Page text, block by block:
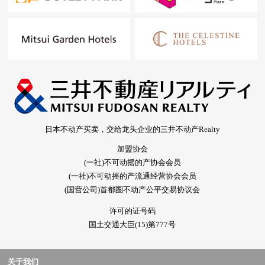
日本不动产买卖，交给龙头企业的三井不动产Realty
加盟协会
(一社)不可动摇的产协会会员
(一社)不可动摇的产流通经营协会会员
(国营公司)首都圈不动产公平交易协议会
许可的证号码
国土交通大臣(15)第777号
关于我们